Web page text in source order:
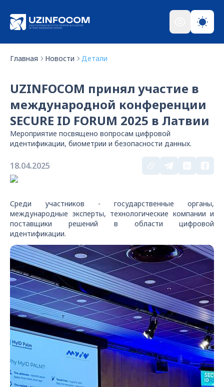
Главная Новости Детали
UZINFOCOM принял участие в
международной конференции
SECURE ID FORUM 2025 в Латвии
Мероприятие посвящено вопросам цифровой
идентификации, биометрии и безопасности данных.
18.04.2025
Среди участников - государственные органы,
международные эксперты, технологические компании и
поставщики решений в области цифровой
идентификации.